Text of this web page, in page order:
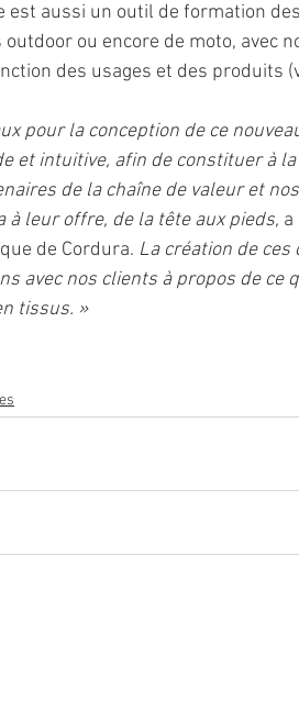
aussi un outil de formation
ou encore de moto, avec
des usages et des produits
pour la conception de ce
et intuitive, afin de constituer à
de la chaîne de valeur et
leur offre, de la tête aux pieds, a
de Cordura. La création de
avec nos clients à propos de ce
tissus. »